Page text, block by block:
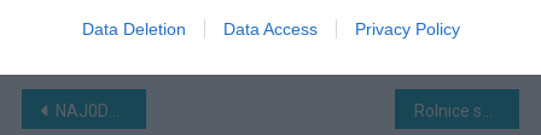
Data Deletion Data Access Privacy Policy
Navigacija
NAJ0DLIČNIJI kolač koji sam ikada napravila!! Jednostavno, brzo i ukusno… Rolnice sa jabukama i cimetom (Mekane i mirisne)